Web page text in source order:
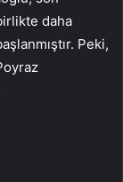
daha
Peki,